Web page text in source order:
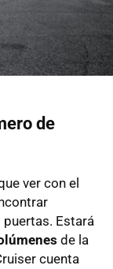
de
ver con el
Estará
de la
cuenta